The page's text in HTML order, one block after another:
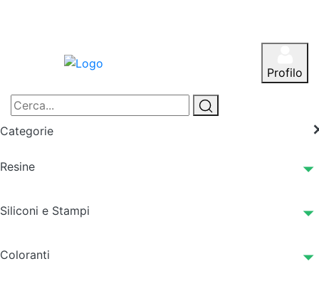
Profilo
Categorie
Resine
Siliconi e Stampi
Coloranti